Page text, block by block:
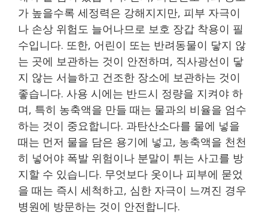
가 높을수록 세정력은 강해지지만, 피부 자극이
나 손상 위험도 늘어나므로 보호 장갑 착용이 필
수입니다. 또한, 어린이 또는 반려동물이 닿지 않
는 곳에 보관하는 것이 안전하며, 직사광선이 닿
지 않는 서늘하고 건조한 장소에 보관하는 것이
좋습니다. 사용 시에는 반드시 정량을 지켜야 하
며, 특히 농축액을 만들 때는 물과의 비율을 엄수
하는 것이 중요합니다. 과탄산소다를 물에 넣을
때는 먼저 물을 담은 용기에 넣고, 농축액을 천천
히 넣어야 폭발 위험이나 분말이 튀는 사고를 방
지할 수 있습니다. 무엇보다 옷이나 피부에 묻었
을 때는 즉시 세척하고, 심한 자극이 느껴진 경우
병원에 방문하는 것이 안전합니다.